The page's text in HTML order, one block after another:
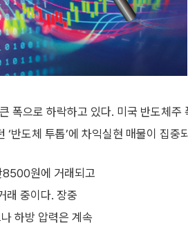
폭으로 하락하고 있다. 미국 반도체주
반도체 투톱’에 차익실현 매물이 집중
원에 거래되고
래 중이다. 장중
하방 압력은 계속